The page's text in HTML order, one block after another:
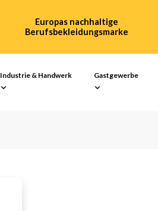
Europas nachhaltige
Berufsbekleidungsmarke
Industrie & Handwerk Gastgewerbe